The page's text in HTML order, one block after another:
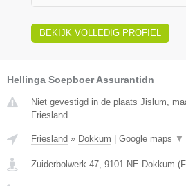
BEKIJK VOLLEDIG PROFIEL
Hellinga Soepboer Assurantidn
Niet gevestigd in de plaats Jislum,
Friesland.
Friesland » Dokkum Google maps ▼
Zuiderbolwerk 47 9101 NE Dokkum (